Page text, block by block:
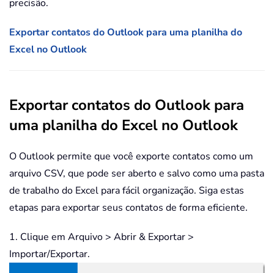
precisão.
Exportar contatos do Outlook para uma planilha do
Excel no Outlook
Exportar contatos do Outlook para
uma planilha do Excel no Outlook
O Outlook permite que você exporte contatos como um
arquivo CSV, que pode ser aberto e salvo como uma pasta
de trabalho do Excel para fácil organização. Siga estas
etapas para exportar seus contatos de forma eficiente.
1. Clique em Arquivo > Abrir & Exportar >
Importar/Exportar.